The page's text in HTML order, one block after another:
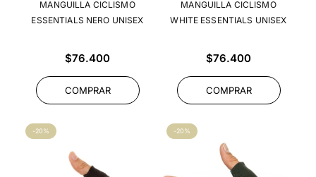
MANGUILLA CICLISMO
ESSENTIALS NERO UNISEX
Precio
$76.400
COMPRAR
MANGUILLA CICLISMO
WHITE ESSENTIALS UNISEX
Precio
$76.400
COMPRAR
-20% -20%